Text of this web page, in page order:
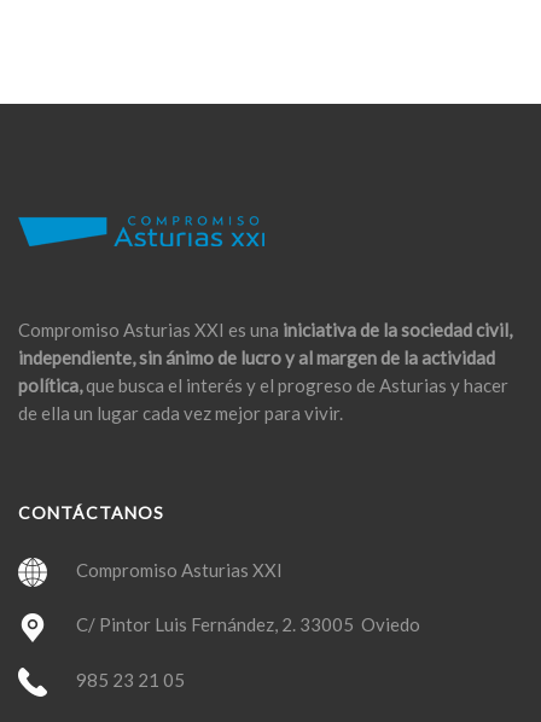
Compromiso Asturias XXI es una iniciativa de la sociedad civil,
independiente, sin ánimo de lucro y al margen de la actividad
política,que busca el interés y el progreso de Asturias y hacer
de ella un lugar cada vez mejor para vivir.
CONTÁCTANOS
Compromiso Asturias XXI
C/ Pintor Luis Fernández, 2. 33005 Oviedo
985 23 21 05